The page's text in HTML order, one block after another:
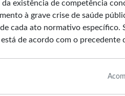
da existência de competência
à grave crise de saúde
cada ato normativo específico.
de acordo com o precedente